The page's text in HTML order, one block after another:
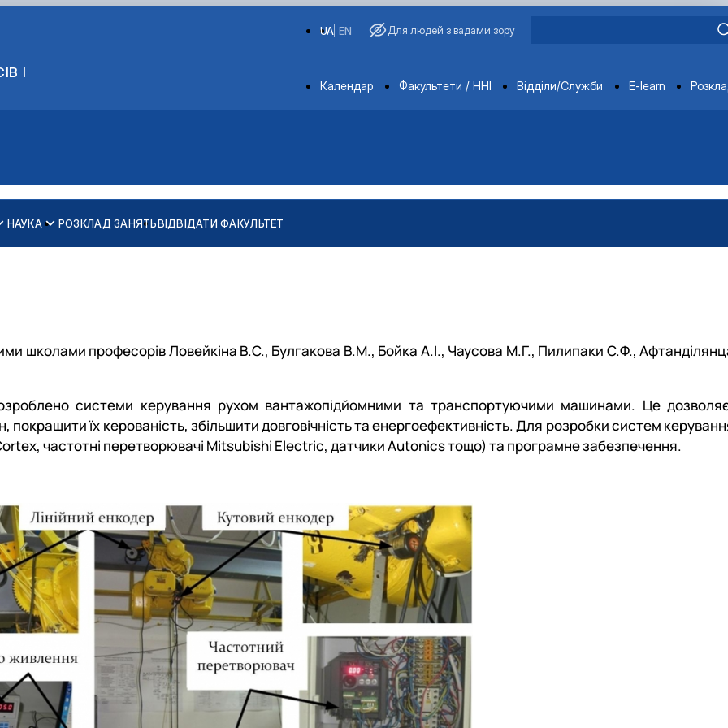
І
EN
UA Для людей з вадами зору
Departments
Календар Факультети / ННІ Відділи/Служби E-learn
Машинобудування
Машинобудування
НАУКА РОЗКЛАД ЗАНЯТЬВІДВІДАТИ ФАКУЛЬТЕТ
школами професорів Ловейкіна В.С., Булгакова В.М., Бойка А.І., Чаусова М.Г., Пилипаки С.Ф.,
системи керування рухом вантажопідйомними та транспортуючими машинами. Це
їх керованість, збільшити довговічність та енергоефективність. Для розробки систем
частотні перетворювачі Mitsubishi Electric, датчики Autonics тощо) та програмне забезпечення.